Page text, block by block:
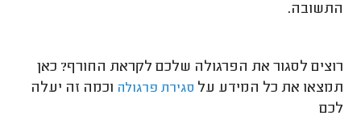
התשובה.
רוצים לסגור את הפרגולה שלכם לקראת החורף? כאן
תמצאו את כל המידע על סגירת פרגולה וכמה זה יעלה
לכם